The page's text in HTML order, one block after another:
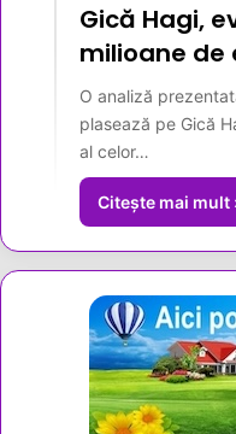
Gică Hagi,
milioane de
O analiză
plasează pe Gică
al celor…
Citește mai mult